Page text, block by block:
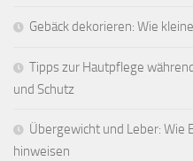
Gebäck dekorieren: Wie
Tipps zur Hautpflege
und Schutz
Übergewicht und Leber: Wie
hinweisen